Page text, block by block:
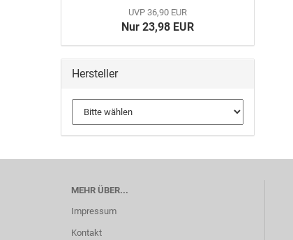
UVP 36,90 EUR
Nur 23,98 EUR
Hersteller
MEHR ÜBER...
Impressum
Kontakt